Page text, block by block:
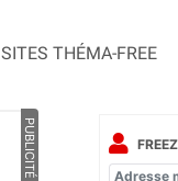
SITES THÉMA-FREE
PUBLICITÉ